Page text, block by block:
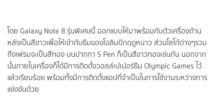
โดย Galaxy Note 8 รุ่นพิเศษนี้ ออกแบบให้มาพร้อมกับตัวเครื่องด้าน
หลังเป็นสีขาวเพื่อให้เข้ากับธีมของโอลิมปิกฤดูหนาว ส่วนโลโก้ต่างๆรวม
ถึงเฟรมจะเป็นสีทอง บนปากกา S Pen ก็เป็นสีขาวทองเช่นกัน นอกจาก
นั้นภายในเครื่องก็ได้มีการติดตั้งวอลล์เปเปอร์ธีม Olympic Games ไว้
แล้วเรียบร้อย พร้อมทั้งมีการติดตั้งแอปที่จำเป็นในการใช้งานระหว่างการ
แข่งขันด้วย